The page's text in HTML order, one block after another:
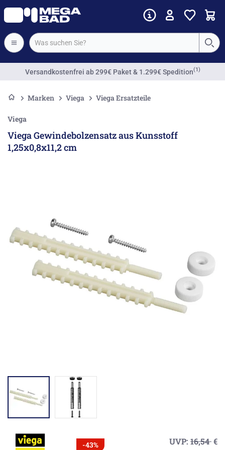
Versandkostenfrei ab 299€ Paket & 1.299€ Spedition(1)
Marken Viega Viega Ersatzteile
Viega
Viega Gewindebolzensatz aus Kunsstoff
1,25x0,8x11,2 cm
-43% UVP: 16,54€